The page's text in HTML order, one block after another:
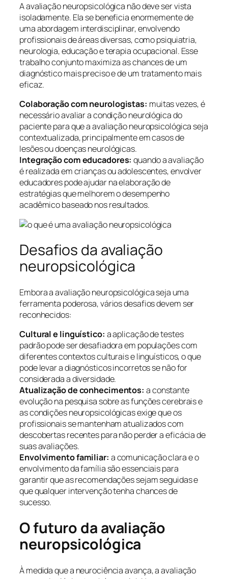
A avaliação neuropsicológica não deve ser vista
isoladamente. Ela se beneficia enormemente de
uma abordagem interdisciplinar, envolvendo
profissionais de áreas diversas, como psiquiatria,
neurologia, educação e terapia ocupacional. Esse
trabalho conjunto maximiza as chances de um
diagnóstico mais preciso e de um tratamento mais
eficaz.
Colaboração com neurologistas: muitas vezes, é
necessário avaliar a condição neurológica do
paciente para que a avaliação neuropsicológica seja
contextualizada, principalmente em casos de
lesões ou doenças neurológicas.
Integração com educadores: quando a avaliação
é realizada em crianças ou adolescentes, envolver
educadores pode ajudar na elaboração de
estratégias que melhorem o desempenho
acadêmico baseado nos resultados.
Desafios da avaliação
neuropsicológica
Embora a avaliação neuropsicológica seja uma
ferramenta poderosa, vários desafios devem ser
reconhecidos:
Cultural e linguístico: a aplicação de testes
padrão pode ser desafiadora em populações com
diferentes contextos culturais e linguísticos, o que
pode levar a diagnósticos incorretos se não for
considerada a diversidade.
Atualização de conhecimentos: a constante
evolução na pesquisa sobre as funções cerebrais e
as condições neuropsicológicas exige que os
profissionais se mantenham atualizados com
descobertas recentes para não perder a eficácia de
suas avaliações.
Envolvimento familiar: a comunicação clara e o
envolvimento da família são essenciais para
garantir que as recomendações sejam seguidas e
que qualquer intervenção tenha chances de
sucesso.
O futuro da avaliação
neuropsicológica
À medida que a neurociência avança, a avaliação